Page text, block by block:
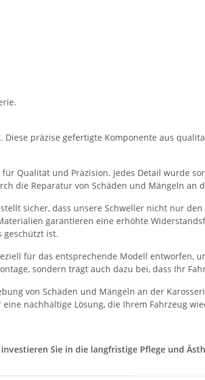
präzise gefertigte Komponente aus
Qualität und Präzision. Jedes Detail wurde
die Reparatur von Schäden und Mängeln an
sicher, dass unsere Schweller nicht nur
garantieren eine erhöhte
geschützt ist.
für das entsprechende Modell entworfen,
sondern trägt auch dazu bei, dass Ihr
von Schäden und Mängeln an der
nachhaltige Lösung, die Ihrem Fahrzeug
Sie in die langfristige Pflege und